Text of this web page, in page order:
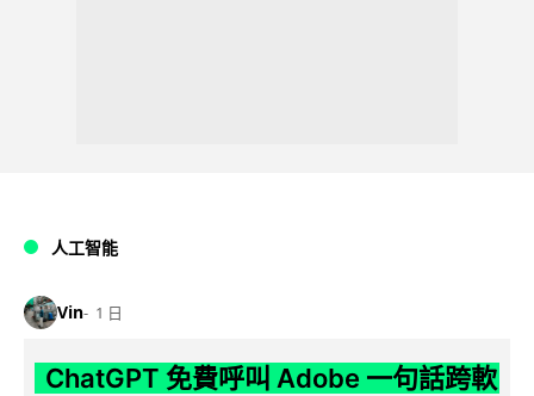
人工智能
Vin 1 日
ChatGPT 免費呼叫 Adobe 一句話跨軟